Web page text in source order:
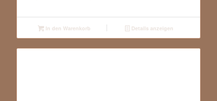
In den Warenkorb Details anzeigen